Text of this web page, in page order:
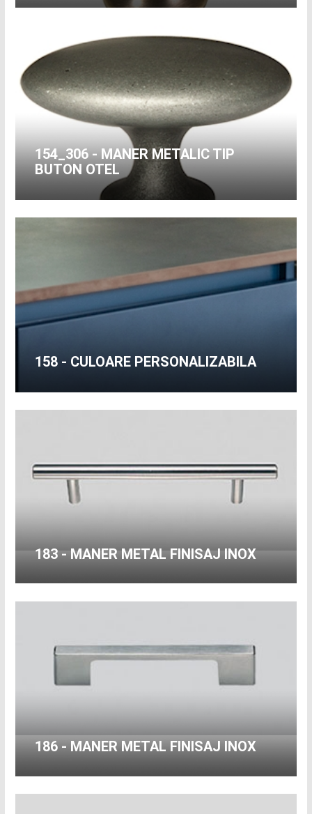
154_306 - MANER METALIC TIP
BUTON OTEL
158 - CULOARE PERSONALIZABILA
183 - MANER METAL FINISAJ INOX
186 - MANER METAL FINISAJ INOX